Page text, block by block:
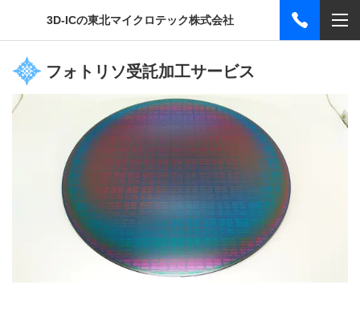
3D-ICの東北マイクロテック株式会社
フォトリソ受託加工サービス